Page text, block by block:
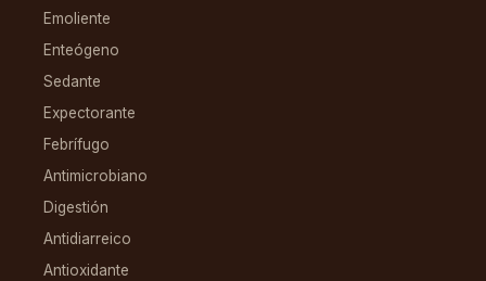
Emoliente
Enteógeno
Sedante
Expectorante
Febrífugo
Antimicrobiano
Digestión
Antidiarreico
Antioxidante